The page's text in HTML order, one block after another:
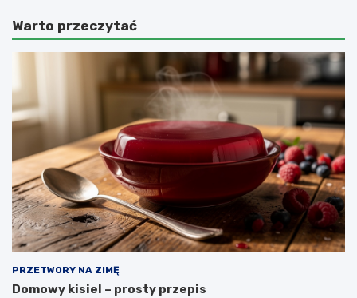
Warto przeczytać
PRZETWORY NA ZIMĘ
Domowy kisiel – prosty przepis